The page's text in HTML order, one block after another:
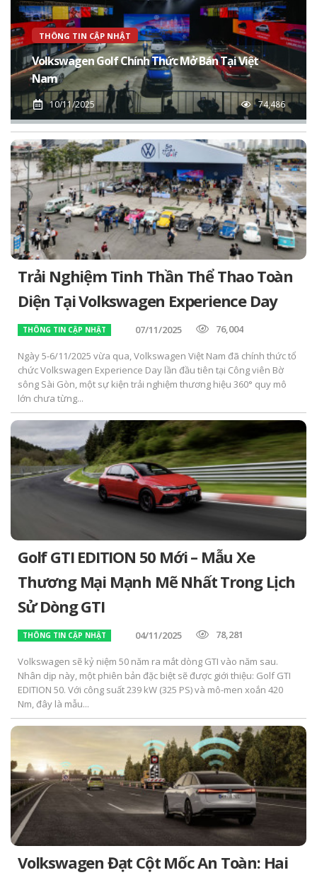
THÔNG TIN CẬP NHẬT
Volkswagen Golf Chính Thức Mở Bán Tại Việt
Nam
10/11/2025 74,486
Trải Nghiệm Tinh Thần Thể Thao Toàn
Diện Tại Volkswagen Experience Day
THÔNG TIN CẬP NHẬT 07/11/2025 76,004
Ngày 5-6/11/2025 vừa qua, Volkswagen Việt Nam đã chính thức tổ
chức Volkswagen Experience Day lần đầu tiên tại Công viên Bờ
sông Sài Gòn, một sự kiện trải nghiệm thương hiệu 360° quy mô
lớn chưa từng...
Golf GTI EDITION 50 Mới – Mẫu Xe
Thương Mại Mạnh Mẽ Nhất Trong Lịch
Sử Dòng GTI
THÔNG TIN CẬP NHẬT 04/11/2025 78,281
Volkswagen sẽ kỷ niệm 50 năm ra mắt dòng GTI vào năm sau.
Nhân dịp này, một phiên bản đặc biệt sẽ được giới thiệu: Golf GTI
EDITION 50. Với công suất 239 kW (325 PS) và mô-men xoắn 420
Nm, đây là mẫu...
Volkswagen Đạt Cột Mốc An Toàn: Hai